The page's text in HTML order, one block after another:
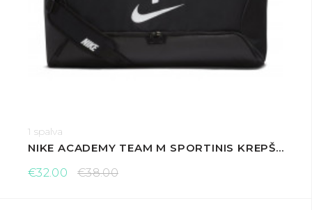
1 spalva
NIKE ACADEMY TEAM M SPORTINIS KREPŠYS
€32.00
€38.00